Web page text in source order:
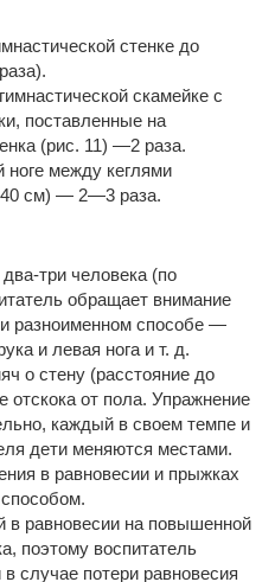
стенке до
скамейке с
поставленные на
(рис. 11) —2 раза.
между кеглями
40 см) — 2—3 раза.
три человека (по
обращает внимание
разноименном способе —
и левая нога и т. д.
о стену (расстояние до
отскока от пола. Упражнение
каждый в своем темпе и
дети меняются местами.
в равновесии и прыжках
в равновесии на повышенной
поэтому воспитатель
случае потери равновесия